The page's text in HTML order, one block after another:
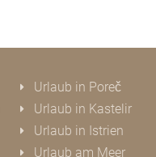
Urlaub in Poreč
Urlaub in Kastelir
Urlaub in Istrien
Urlaub am Meer